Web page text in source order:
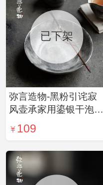
已下架
弥言造物-黑粉引诧寂
风壶承家用鎏银干泡盘
日式点心盘果盘功夫茶
道配件
109